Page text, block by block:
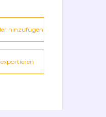
hinzufügen